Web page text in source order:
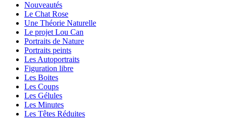
Nouveautés
Le Chat Rose
Une Théorie Naturelle
Le projet Lou Can
Portraits de Nature
Portraits peints
Les Autoportraits
Figuration libre
Les Boites
Les Coups
Les Gélules
Les Minutes
Les Têtes Réduites